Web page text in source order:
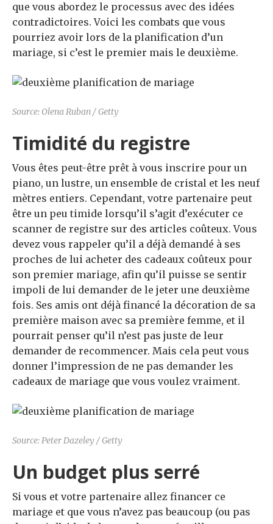
que vous abordez le processus avec des idées
contradictoires. Voici les combats que vous
pourriez avoir lors de la planification d’un
mariage, si c’est le premier mais le deuxième.
Source: Olena Ruban / Getty
Timidité du registre
Vous êtes peut-être prêt à vous inscrire pour un
piano, un lustre, un ensemble de cristal et les neuf
mètres entiers. Cependant, votre partenaire peut
être un peu timide lorsqu’il s’agit d’exécuter ce
scanner de registre sur des articles coûteux. Vous
devez vous rappeler qu’il a déjà demandé à ses
proches de lui acheter des cadeaux coûteux pour
son premier mariage, afin qu’il puisse se sentir
impoli de lui demander de le jeter une deuxième
fois. Ses amis ont déjà financé la décoration de sa
première maison avec sa première femme, et il
pourrait penser qu’il n’est pas juste de leur
demander de recommencer. Mais cela peut vous
donner l’impression de ne pas demander les
cadeaux de mariage que vous voulez vraiment.
Source: Peter Dazeley / Getty
Un budget plus serré
Si vous et votre partenaire allez financer ce
mariage et que vous n’avez pas beaucoup (ou pas